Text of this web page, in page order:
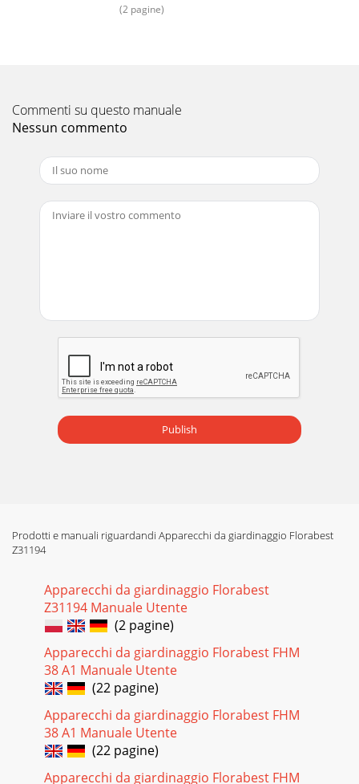
(2 pagine)
Commenti su questo manuale
Nessun commento
Publish
Prodotti e manuali riguardandi Apparecchi da giardinaggio Florabest
Z31194
Apparecchi da giardinaggio Florabest
Z31194 Manuale Utente
(2 pagine)
Apparecchi da giardinaggio Florabest FHM
38 A1 Manuale Utente
(22 pagine)
Apparecchi da giardinaggio Florabest FHM
38 A1 Manuale Utente
(22 pagine)
Apparecchi da giardinaggio Florabest FHM